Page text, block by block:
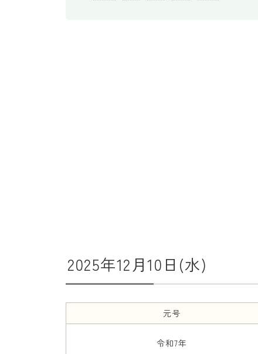
2025年12月10日(水)
元号
令和7年